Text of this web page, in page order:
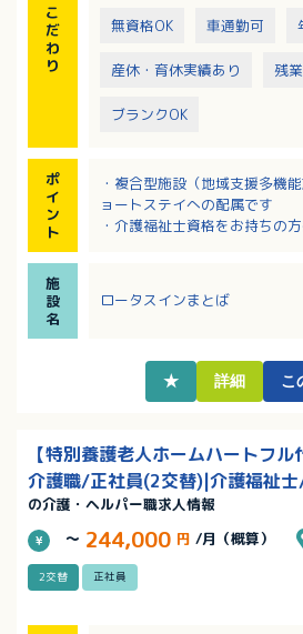
こ
だ
わ
り
無資格OK 車通勤可
産休・育休実績あり 残
ブランクOK
ポ
イ
ン
ト
・複合型施設（地域支援多機
ョートステイへの配属です
・介護福祉士資格をお持ちの
の体制！
・離床センサー他ICT機器導入
・完全週休2日制で年間休日
ます！
施
設
名
ロータスインまとば
★ 詳細 こ
【特別養護老人ホームハートフ
介護職/正社員(2交替)|介護福祉
の介護・ヘルパー職求人情報
～ 244,000 円 /月（概算）
2交替 正社員